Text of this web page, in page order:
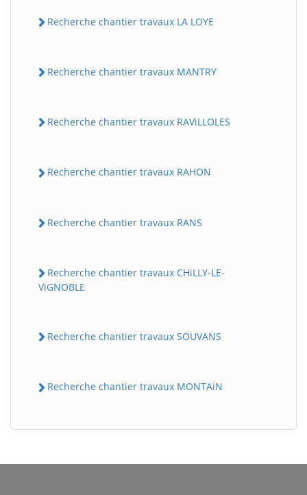
Recherche chantier travaux LA LOYE
Recherche chantier travaux MANTRY
Recherche chantier travaux RAViLLOLES
Recherche chantier travaux RAHON
Recherche chantier travaux RANS
Recherche chantier travaux CHiLLY-LE-
ViGNOBLE
Recherche chantier travaux SOUVANS
Recherche chantier travaux MONTAiN